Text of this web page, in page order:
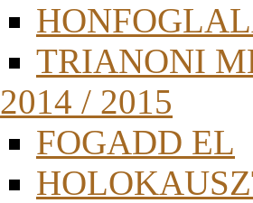
TRIANONI
2014 / 2015
FOGADD EL